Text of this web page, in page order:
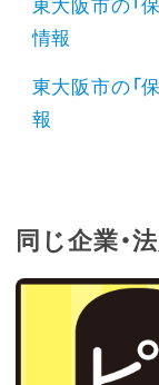
東大阪市の「
情報
東大阪市の「
報
同じ企業・